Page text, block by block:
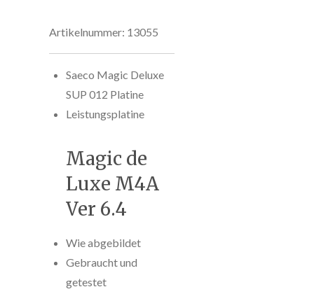
Artikelnummer: 13055
Saeco Magic Deluxe
SUP 012 Platine
Leistungsplatine
Magic de
Luxe M4A
Ver 6.4
Wie abgebildet
Gebraucht und
getestet